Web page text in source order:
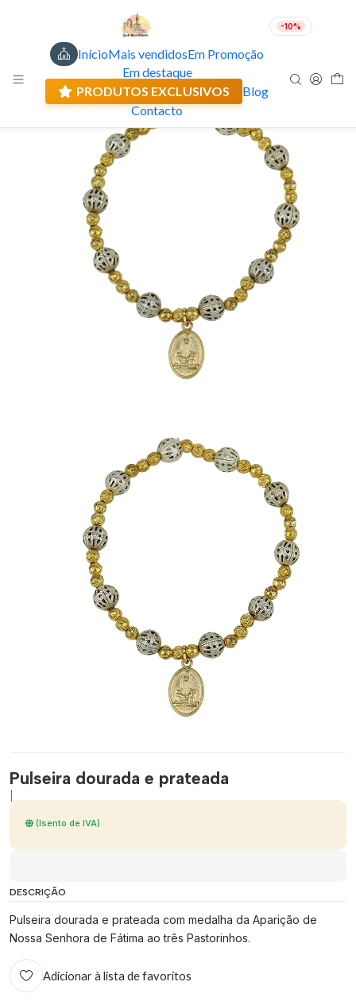
-10%
InícioMais vendidosEm Promoção
Em destaque
PRODUTOS EXCLUSIVOS
Blog
Contacto
EUR
Pulseira dourada e prateada
(Isento de IVA)
DESCRIÇÃO
Pulseira dourada e prateada com medalha da Aparição de
Nossa Senhora de Fátima ao três Pastorinhos.
Adicionar à lista de favoritos